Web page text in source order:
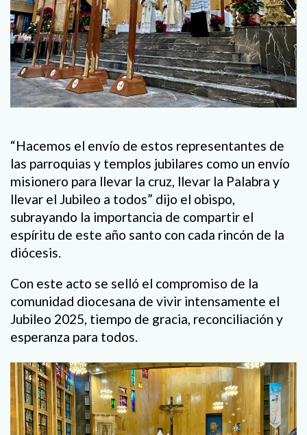
“Hacemos el envío de estos representantes de
las parroquias y templos jubilares como un envío
misionero para llevar la cruz, llevar la Palabra y
llevar el Jubileo a todos” dijo el obispo,
subrayando la importancia de compartir el
espíritu de este año santo con cada rincón de la
diócesis.
Con este acto se selló el compromiso de la
comunidad diocesana de vivir intensamente el
Jubileo 2025, tiempo de gracia, reconciliación y
esperanza para todos.